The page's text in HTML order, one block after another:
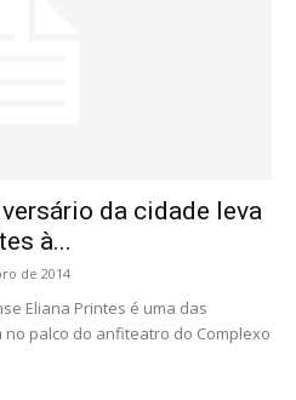
da cidade leva
à...
de 2014
Eliana Printes é uma das
palco do anfiteatro do Complexo